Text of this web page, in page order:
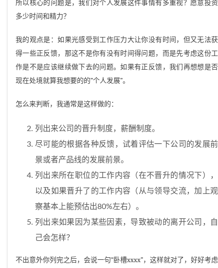
所以核心的问题是，我们对个人发展这件事情有多重视？愿意投资
多少时间和精力？
我的观点是：如果光感受到工作压力大让你没有时间，但又无法获
得一些正反馈，那这不是你有没有时间得问题，而是先考虑这份工
作是不是应该继续做下去的问题。如果有正反馈，我们再想想是否
现在处境就算我想要的的”个人发展”。
怎么来判断，我通常是这样做的：
列出来公司的晋升制度，薪酬制度。
尽可能的根据各种反馈，试着评估一下公司的发展前
景或者产品线的发展前景。
列出来所在职位的工作内容（在不晋升的情况下），
以及如果晋升了的工作内容（从与领导交流，加上观
察基本上能预估出80%左右）。
列出来如果因为某些因素，导致被动的离开公司，自
己会怎样？
不出意外你列完之后，会说一句“卧槽xxxx”，这样就对了，好好考虑